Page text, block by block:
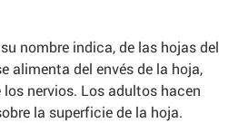
nombre indica, de las hojas del
alimenta del envés de la hoja,
nervios. Los adultos hacen
la superficie de la hoja.